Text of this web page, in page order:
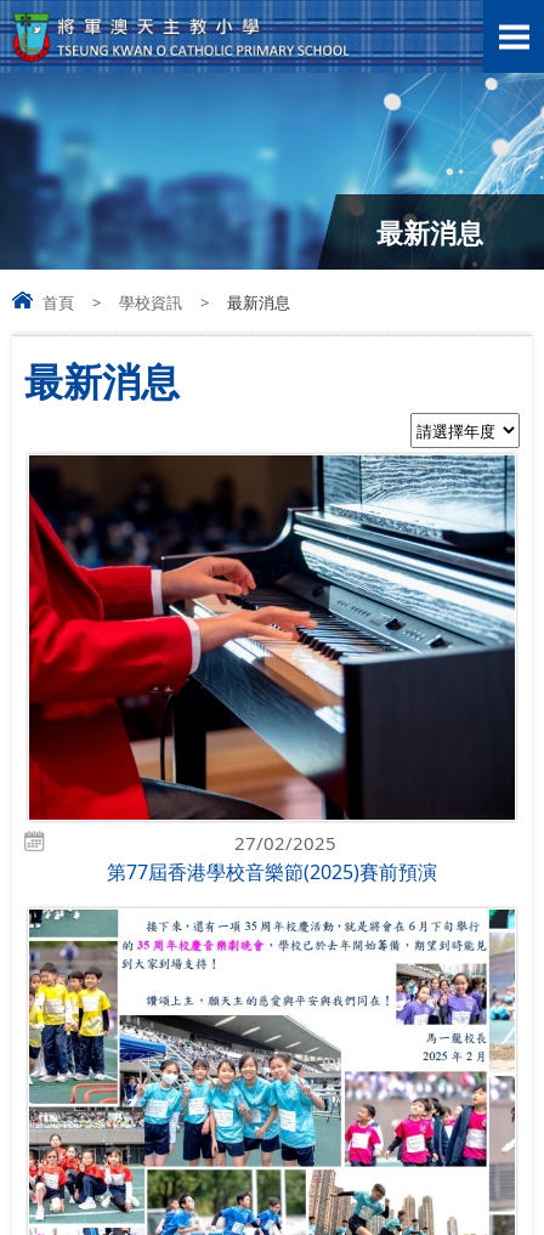
最新消息
首頁 > 學校資訊 > 最新消息
最新消息
27/02/2025
第77屆香港學校音樂節(2025)賽前預演